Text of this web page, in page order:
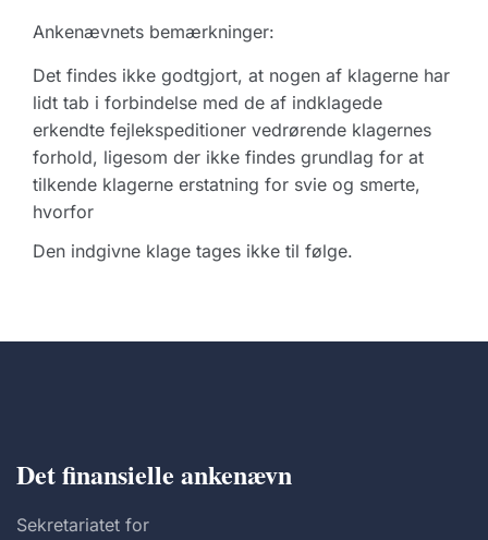
Ankenævnets bemærkninger:
Det findes ikke godtgjort, at nogen af klagerne har
lidt tab i forbindelse med de af indklagede
erkendte fejlekspeditioner vedrørende klagernes
forhold, ligesom der ikke findes grundlag for at
tilkende klagerne erstatning for svie og smerte,
hvorfor
Den indgivne klage tages ikke til følge.
Det finansielle ankenævn
Sekretariatet for